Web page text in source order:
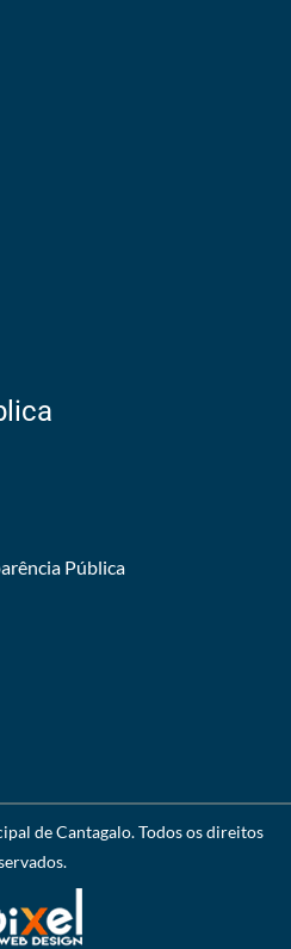
Pública
de Cantagalo. Todos os direitos